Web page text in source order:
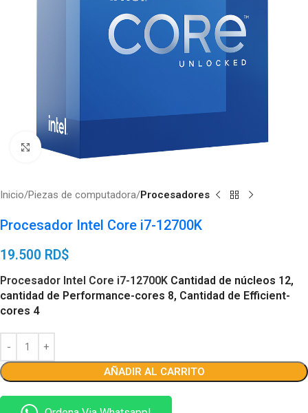
Click to enlarge
Inicio Piezas de computadora Procesadores
Procesador Intel Core i7-12700K
19.500 RD$
Procesador Intel Core i7-12700K Cantidad de núcleos 12,
cantidad de Performance-cores 8, Cantidad de Efficient-
cores 4
AÑADIR AL CARRITO